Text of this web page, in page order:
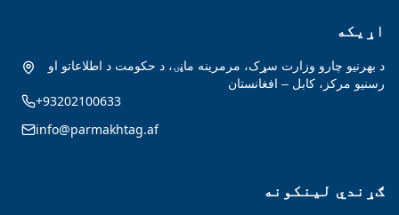
ګړندي لینکونه
اړیکه
د بهرنیو چارو وزارت سړک، مرمرینه ماڼۍ، د حکومت د اطلاعاتو او
رسنیو مرکز، کابل – افغانستان
+93202100633
info@parmakhtag.af